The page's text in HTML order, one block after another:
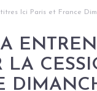
Ici Paris et France
LA